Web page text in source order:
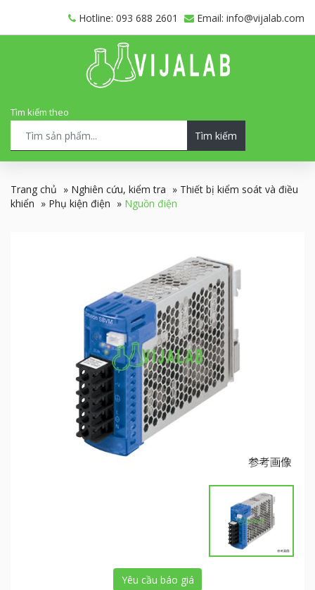
Hotline: 093 688 2601 Email: info@vijalab.com
Tìm kiếm theo
Tìm kiếm
Trang chủ » Nghiên cứu, kiểm tra » Thiết bị kiểm soát và điều
khiển » Phụ kiện điện » Nguồn điện
Yêu cầu báo giá